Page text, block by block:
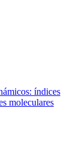
índices
moleculares